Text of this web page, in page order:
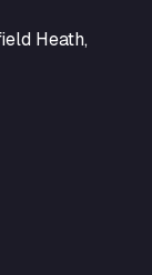
Heath,